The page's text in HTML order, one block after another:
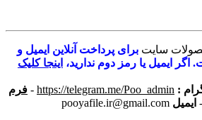
سایت برای پرداخت آنلاین ایمیل و
ایمیل یا رمز دوم ندارید، اینجا کلیک
:
https://telegram.me/Poo_admin
- فرم
- ایمیل pooyafile.ir@gmail.com